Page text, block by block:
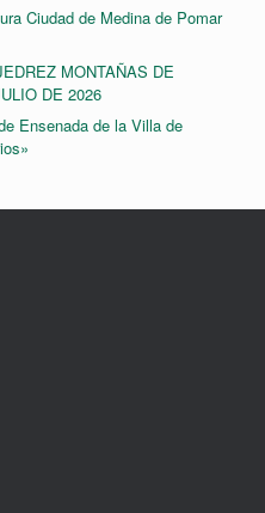
Ciudad de Medina de Pomar
MONTAÑAS DE
DE 2026
Ensenada de la Villa de